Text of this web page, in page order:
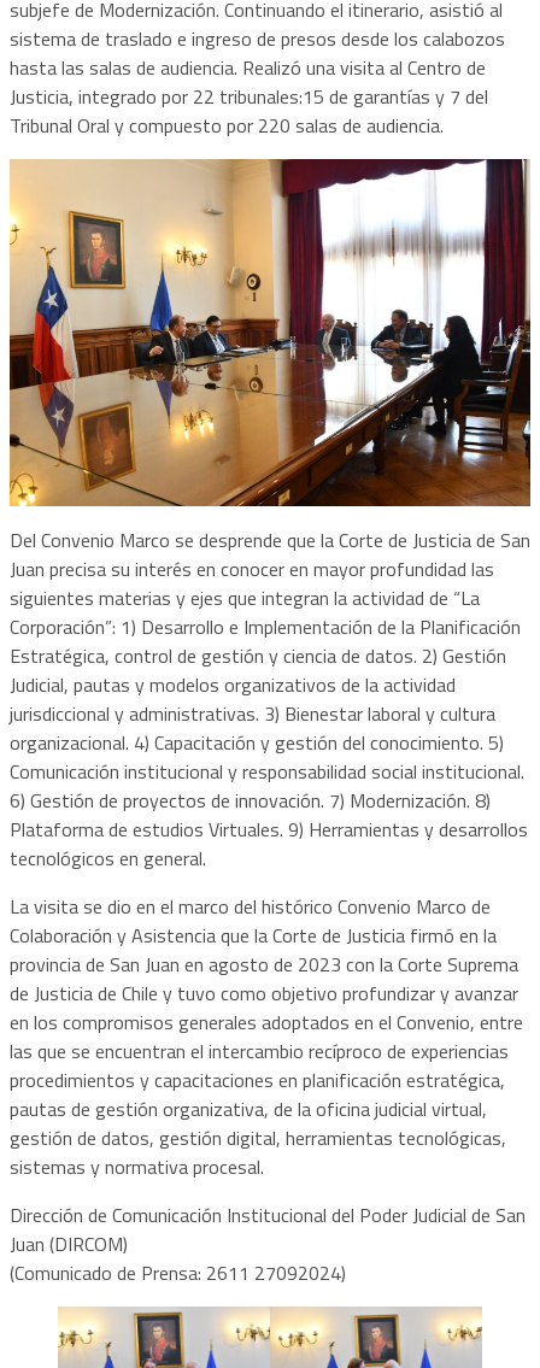
subjefe de Modernización. Continuando el itinerario, asistió al
sistema de traslado e ingreso de presos desde los calabozos
hasta las salas de audiencia. Realizó una visita al Centro de
Justicia, integrado por 22 tribunales:15 de garantías y 7 del
Tribunal Oral y compuesto por 220 salas de audiencia.
Del Convenio Marco se desprende que la Corte de Justicia de San
Juan precisa su interés en conocer en mayor profundidad las
siguientes materias y ejes que integran la actividad de “La
Corporación”: 1) Desarrollo e Implementación de la Planificación
Estratégica, control de gestión y ciencia de datos. 2) Gestión
Judicial, pautas y modelos organizativos de la actividad
jurisdiccional y administrativas. 3) Bienestar laboral y cultura
organizacional. 4) Capacitación y gestión del conocimiento. 5)
Comunicación institucional y responsabilidad social institucional.
6) Gestión de proyectos de innovación. 7) Modernización. 8)
Plataforma de estudios Virtuales. 9) Herramientas y desarrollos
tecnológicos en general.
La visita se dio en el marco del histórico Convenio Marco de
Colaboración y Asistencia que la Corte de Justicia firmó en la
provincia de San Juan en agosto de 2023 con la Corte Suprema
de Justicia de Chile y tuvo como objetivo profundizar y avanzar
en los compromisos generales adoptados en el Convenio, entre
las que se encuentran el intercambio recíproco de experiencias
procedimientos y capacitaciones en planificación estratégica,
pautas de gestión organizativa, de la oficina judicial virtual,
gestión de datos, gestión digital, herramientas tecnológicas,
sistemas y normativa procesal.
Dirección de Comunicación Institucional del Poder Judicial de San
Juan (DIRCOM)
(Comunicado de Prensa: 2611 27092024)